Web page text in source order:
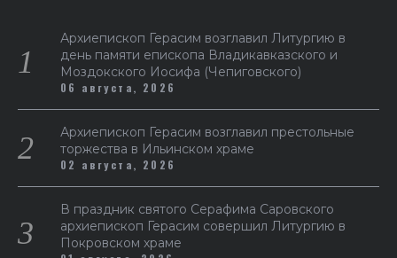
Архиепископ Герасим возглавил Литургию в
день памяти епископа Владикавказского и
Моздокского Иосифа (Чепиговского)
06 августа, 2026
Архиепископ Герасим возглавил престольные
торжества в Ильинском храме
02 августа, 2026
В праздник святого Серафима Саровского
архиепископ Герасим совершил Литургию в
Покровском храме